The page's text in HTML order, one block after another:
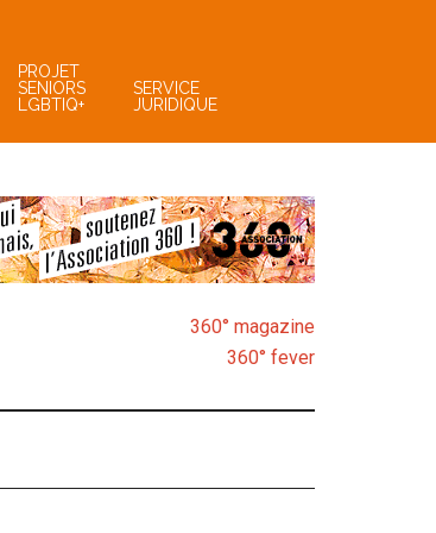
PROJET
SENIORS
LGBTIQ+
SERVICE
JURIDIQUE
360° magazine
360° fever